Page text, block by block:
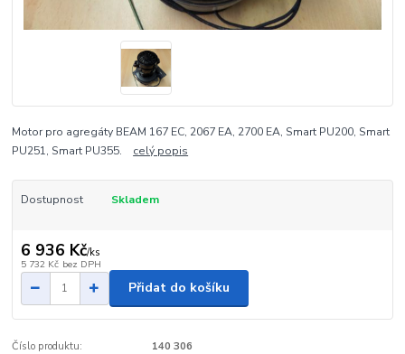
Motor pro agregáty BEAM 167 EC, 2067 EA, 2700 EA, Smart PU200, Smart
PU251, Smart PU355. celý popis
Dostupnost Skladem
6 936 Kč/ks
5 732 Kč bez DPH
Přidat do košíku
Číslo produktu: 140 306